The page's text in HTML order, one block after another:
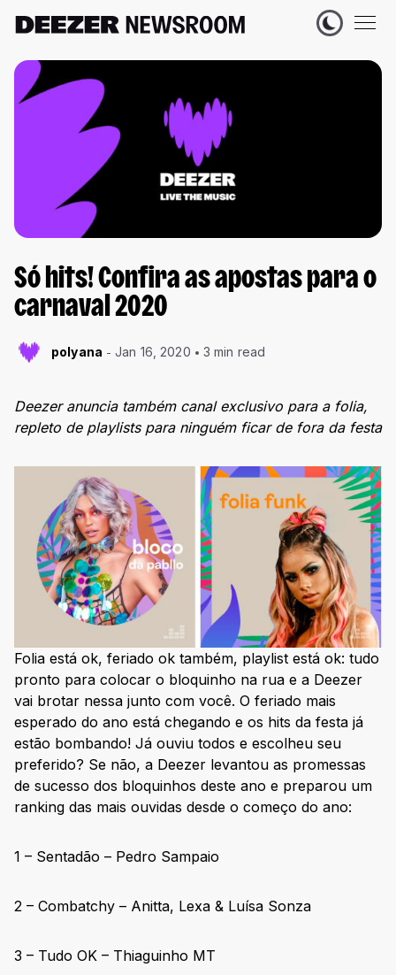
Só hits! Confira as apostas para o
carnaval 2020
polyana Jan 16, 2020 3 min read
Deezer anuncia também canal exclusivo para a folia,
repleto de playlists para ninguém ficar de fora da festa
Folia está ok, feriado ok também, playlist está ok: tudo
pronto para colocar o bloquinho na rua e a Deezer
vai brotar nessa junto com você. O feriado mais
esperado do ano está chegando e os hits da festa já
estão bombando! Já ouviu todos e escolheu seu
preferido? Se não, a Deezer levantou as promessas
de sucesso dos bloquinhos deste ano e preparou um
ranking das mais ouvidas desde o começo do ano:
1 – Sentadão – Pedro Sampaio
2 – Combatchy – Anitta, Lexa & Luísa Sonza
3 – Tudo OK – Thiaguinho MT